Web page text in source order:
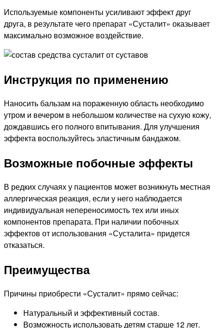
Используемые компоненты усиливают эффект друг
друга, в результате чего препарат «Сусталит» оказывает
максимально возможное воздействие.
Инструкция по применению
Наносить бальзам на пораженную область необходимо
утром и вечером в небольшом количестве на сухую кожу,
дождавшись его полного впитывания. Для улучшения
эффекта воспользуйтесь эластичным бандажом.
Возможные побочные эффекты
В редких случаях у пациентов может возникнуть местная
аллергическая реакция, если у него наблюдается
индивидуальная непереносимость тех или иных
компонентов препарата. При наличии побочных
эффектов от использования «Сусталита» придется
отказаться.
Преимущества
Причины приобрести «Сусталит» прямо сейчас:
Натуральный и эффективный состав.
Возможность использовать детям старше 12 лет.